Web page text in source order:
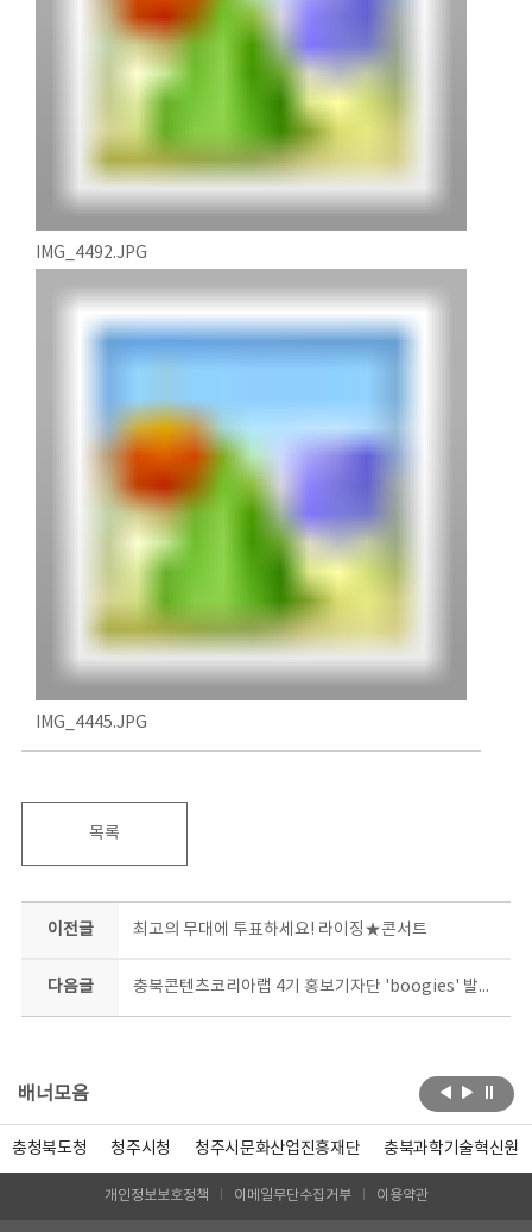
IMG_4492.JPG
IMG_4445.JPG
목록
이전글 최고의 무대에 투표하세요! 라이징★콘서트
다음글 충북콘텐츠코리아랩 4기 홍보기자단 'boogies' 발대식
배너모음
청주시청 청주시문화산업진흥재단 충북과학기술혁신원 한국콘텐츠
개인정보보호정책 이메일무단수집거부 이용약관